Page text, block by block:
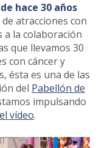
hace 30 años
atracciones con
la colaboración
que llevamos 30
con cáncer y
ésta es una de las
del Pabellón de
impulsando
vídeo.